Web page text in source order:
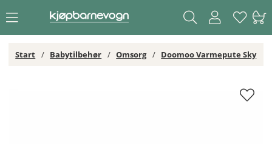
Start Babytilbehør Omsorg Doomoo Varmepute Sky